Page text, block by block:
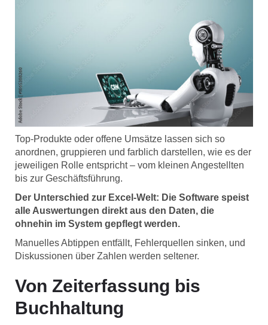
Top-Produkte oder offene Umsätze lassen sich so
anordnen, gruppieren und farblich darstellen, wie es der
jeweiligen Rolle entspricht – vom kleinen Angestellten
bis zur Geschäftsführung.
Der Unterschied zur Excel-Welt: Die Software speist
alle Auswertungen direkt aus den Daten, die
ohnehin im System gepflegt werden.
Manuelles Abtippen entfällt, Fehlerquellen sinken, und
Diskussionen über Zahlen werden seltener.
Von Zeiterfassung bis
Buchhaltung